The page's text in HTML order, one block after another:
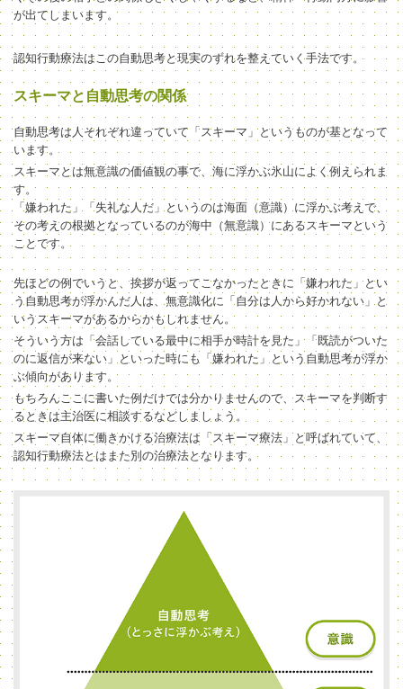
が出てしまいます。
認知行動療法はこの自動思考と現実のずれを整えていく手法です。
スキーマと自動思考の関係
自動思考は人それぞれ違っていて「スキーマ」というものが基となって
います。
スキーマとは無意識の価値観の事で、海に浮かぶ氷山によく例えられま
す。
「嫌われた」「失礼な人だ」というのは海面（意識）に浮かぶ考えで、
その考えの根拠となっているのが海中（無意識）にあるスキーマという
ことです。
先ほどの例でいうと、挨拶が返ってこなかったときに「嫌われた」とい
う自動思考が浮かんだ人は、無意識化に「自分は人から好かれない」と
いうスキーマがあるからかもしれません。
そういう方は「会話している最中に相手が時計を見た」「既読がついた
のに返信が来ない」といった時にも「嫌われた」という自動思考が浮か
ぶ傾向があります。
もちろんここに書いた例だけでは分かりませんので、スキーマを判断す
るときは主治医に相談するなどしましょう。
スキーマ自体に働きかける治療法は「スキーマ療法」と呼ばれていて、
認知行動療法とはまた別の治療法となります。